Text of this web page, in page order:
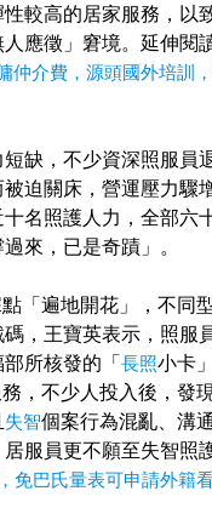
較高的居家服務，以
應徵」窘境。延伸閱
仲介費，源頭國外培訓
缺，不少資深照服員
迫關床，營運壓力驟
名照護人力，全部六
來，已是奇蹟」。
「遍地開花」，不同
，王寶英表示，照服
所核發的「 長照小卡
，不少人投入後，發
失智個案行為混亂、溝
服員更不願至失智照
免巴氏量表可申請外籍